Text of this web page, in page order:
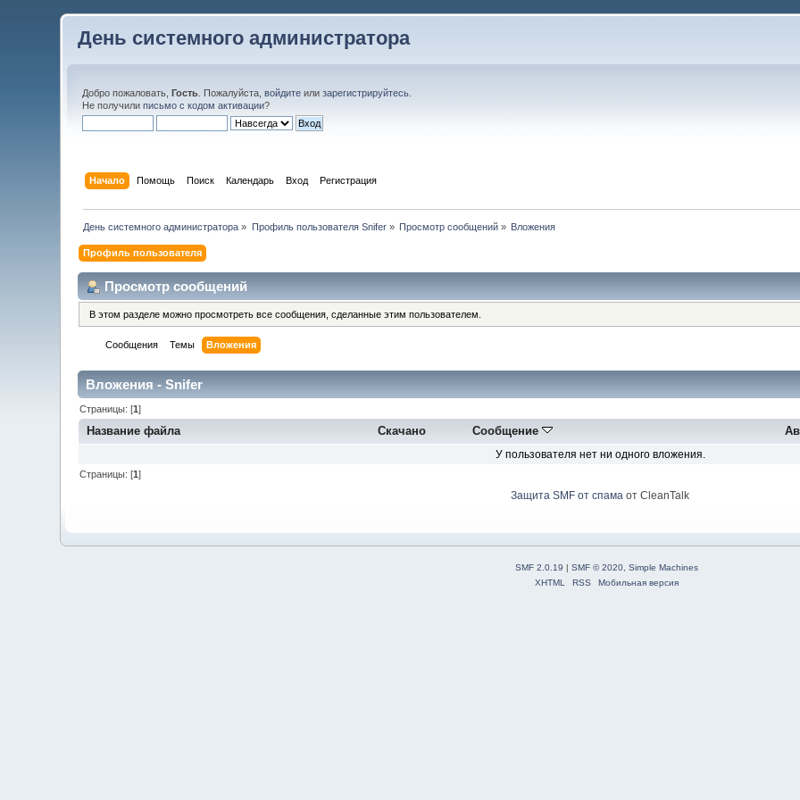
День системного администратора
Добро пожаловать,Гость . Пожалуйста,войдите илизарегистрируйтесь
Не получилиписьмо с кодом активации?
Начало Помощь Поиск Календарь Вход Регистрация
День системного администратора » Профиль пользователя Snifer» Просмотр сообщений » Вложения
Профиль пользователя
Просмотр сообщений
В этом разделе можно просмотреть все сообщения, сделанные этим пользователем.
Сообщения Темы Вложения
Вложения - Snifer
Страницы: [1]
Название файла Скачано Сообщение
У пользователя нет ни одного вложения.
Страницы: [1]
Защита SMF от спама от CleanTalk
SMF 2.0.19 | SMF © 2020 Simple Machines
XHTML
RSS Мобильная версия